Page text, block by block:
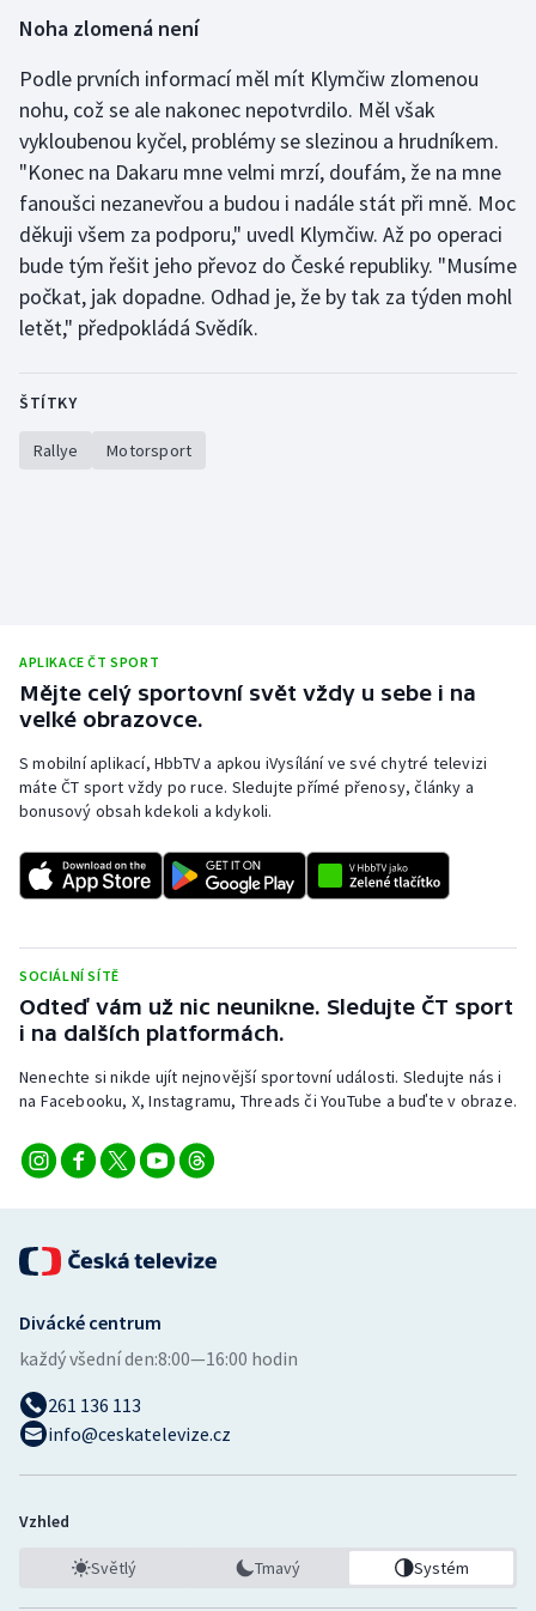
Stolní tenis
Triatlon
Veslování
Vodní slalom
Volejbal
Ostatní
Noha zlomená není
Podle prvních informací měl mít Klymčiw zlomenou
nohu, což se ale nakonec nepotvrdilo. Měl však
vykloubenou kyčel, problémy se slezinou a hrudníkem.
"Konec na Dakaru mne velmi mrzí, doufám, že na mne
fanoušci nezanevřou a budou i nadále stát při mně. Moc
děkuji všem za podporu," uvedl Klymčiw. Až po operaci
bude tým řešit jeho převoz do České republiky. "Musíme
počkat, jak dopadne. Odhad je, že by tak za týden mohl
letět," předpokládá Svědík.
ŠTÍTKY
Rallye Motorsport
APLIKACE ČT SPORT
Mějte celý sportovní svět vždy u sebe i na
velké obrazovce.
S mobilní aplikací, HbbTV a apkou iVysílání ve své chytré televizi
máte ČT sport vždy po ruce. Sledujte přímé přenosy, články a
bonusový obsah kdekoli a kdykoli.
SOCIÁLNÍ SÍTĚ
Odteď vám už nic neunikne. Sledujte ČT sport
i na dalších platformách.
Nenechte si nikde ujít nejnovější sportovní události. Sledujte nás i
na Facebooku, X, Instagramu, Threads či YouTube a buďte v obraze.
Divácké centrum
každý všední den:8:00—16:00 hodin
261 136 113
info@ceskatelevize.cz
Vzhled
Světlý Tmavý Systém